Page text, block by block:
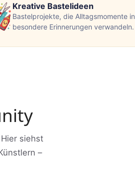
Kreative Bastelideen
Bastelprojekte, die Alltagsmomente in
besondere Erinnerungen verwandeln.
siehst
–